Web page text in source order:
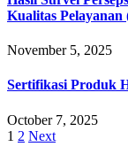
Kualitas
November 5, 2025
Sertifikasi Produk
October 7, 2025
1 2 Next